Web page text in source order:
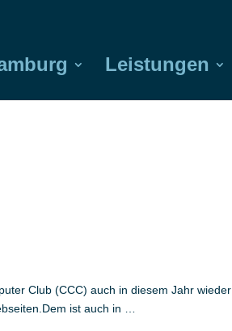
Leistungen
Club (CCC) auch in diesem Jahr wieder
ist auch in …